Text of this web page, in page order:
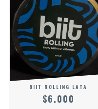
BIIT ROLLING LATA
$6.000